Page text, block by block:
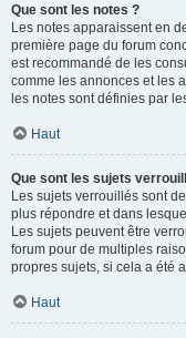
Que sont les notes ?
Les notes apparaissent en
première page du forum
est recommandé de les
comme les annonces et les
les notes sont définies par
Haut
Que sont les sujets
Les sujets verrouillés sont
plus répondre et dans
Les sujets peuvent être
forum pour de multiples
propres sujets, si cela a été
Haut